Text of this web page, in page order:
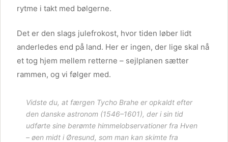
rytme i takt med bølgerne.
Det er den slags julefrokost, hvor tiden løber lidt
anderledes end på land. Her er ingen, der lige skal nå
et tog hjem mellem retterne – sejlplanen sætter
rammen, og vi følger med.
Vidste du, at færgen Tycho Brahe er opkaldt efter
den danske astronom (1546–1601), der i sin tid
udførte sine berømte himmelobservationer fra Hven
– øen midt i Øresund, som man kan skimte fra